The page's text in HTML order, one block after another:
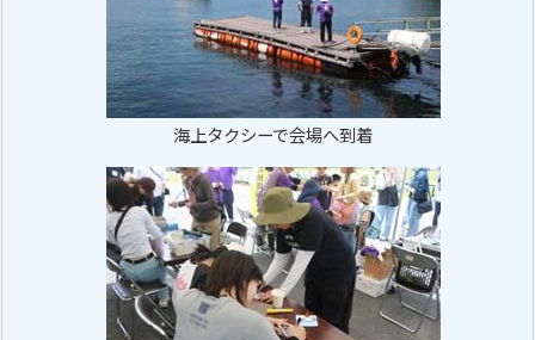
海上タクシーで会場へ到着